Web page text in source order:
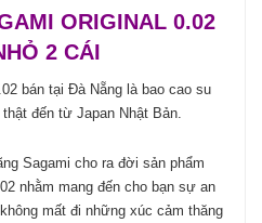
ORIGINAL 0.02
2 CÁI
bán tại Đà Nẵng là bao cao su
đến từ Japan Nhật Bản.
Sagami cho ra đời sản phẩm
nhằm mang đến cho bạn sự an
mất đi những xúc cảm thăng